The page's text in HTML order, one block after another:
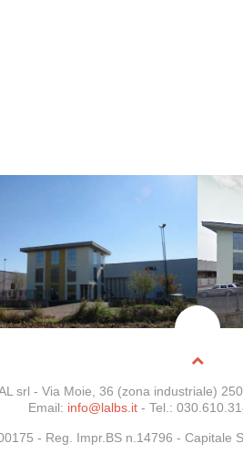
srl - Via Moie, 36 (zona industriale)
Email: info@lalbs.it - Tel.:
- Reg. Impr.BS n.14796 - Capitale